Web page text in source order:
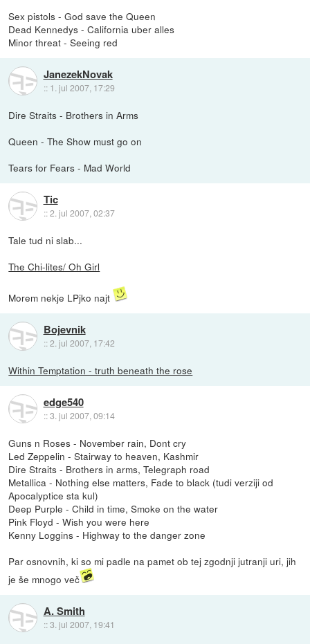
Sex pistols - God save the Queen
Dead Kennedys - California uber alles
Minor threat - Seeing red
JanezekNovak
:: 1. jul 2007, 17:29
Dire Straits - Brothers in Arms
Queen - The Show must go on
Tears for Fears - Mad World
Tic
::2. jul 2007, 02:37
Tale tud ni slab...
The Chi-lites/ Oh Girl
Morem nekje LPjko najt
Bojevnik
::2. jul 2007, 17:42
Within Temptation - truth beneath the rose
edge540
::3. jul 2007, 09:14
Guns n Roses - November rain, Dont cry
Led Zeppelin - Stairway to heaven, Kashmir
Dire Straits - Brothers in arms, Telegraph road
Metallica - Nothing else matters, Fade to black (tudi verziji od
Apocalyptice sta kul)
Deep Purple - Child in time, Smoke on the water
Pink Floyd - Wish you were here
Kenny Loggins - Highway to the danger zone
Par osnovnih, ki so mi padle na pamet ob tej zgodnji jutranji uri, jih
je še mnogo več
A. Smith
::3. jul 2007, 19:41